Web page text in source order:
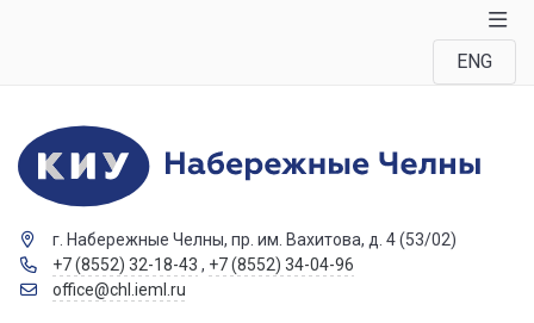
ENG
г. Набережные Челны, пр. им. Вахитова, д. 4 (53/02)
+7 (8552) 32-18-43 , +7 (8552) 34-04-96
office@chl.ieml.ru